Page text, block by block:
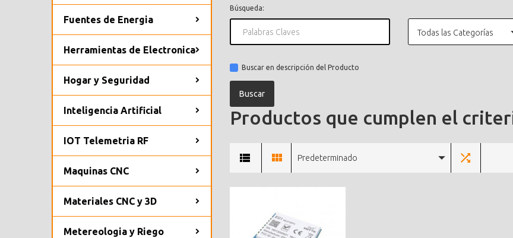
Fuentes de Energia
Herramientas de Electronica
Hogar y Seguridad
Inteligencia Artificial
IOT Telemetria RF
Maquinas CNC
Materiales CNC y 3D
Metereologia y Riego
Búsqueda:
Todas las Categorías
Buscar en descripción del Producto
Productos que cumplen el
Predeterminado